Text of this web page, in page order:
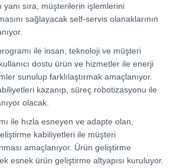
yanı sıra, müşterilerin işlemlerini
sağlayacak self-servis olanaklarının
ile insan, teknoloji ve müşteri
dostu ürün ve hizmetler ile enerji
sunulup farklılaştırmak amaçlanıyor.
kazanıp, süreç robotizasyonu ile
olacak.
ile hızla esneyen ve adapte olan,
kabiliyetleri ile müşteri
amaçlanıyor. Ürün geliştirme
esnek ürün geliştirme altyapısı kuruluyor.